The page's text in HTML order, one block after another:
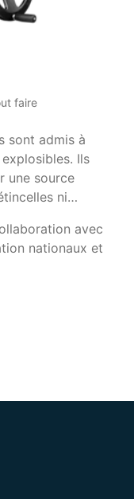
faire
sont admis à
Ils
une source
ni
avec
nationaux et